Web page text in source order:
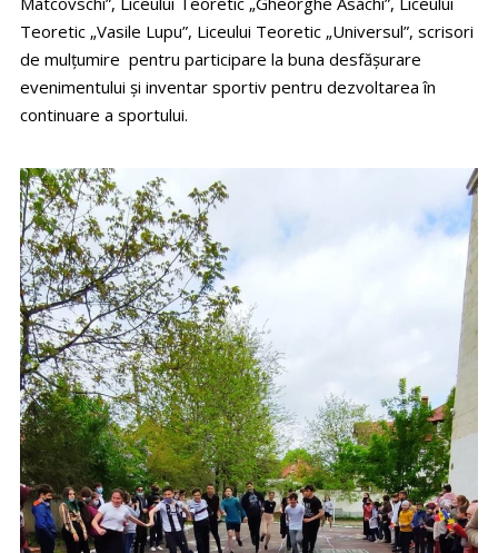
Teoretic „Vasile Lupu”, Liceului Teoretic „Universul”, scrisori
de mulțumire pentru participare la buna desfășurare
evenimentului și inventar sportiv pentru dezvoltarea în
continuare a sportului.